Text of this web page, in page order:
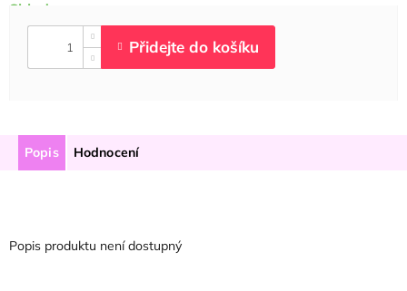
Popis Hodnocení
Popis produktu není dostupný